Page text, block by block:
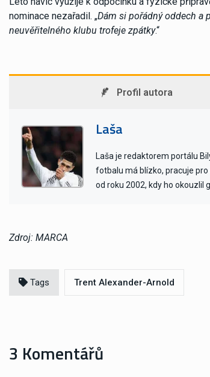
nominace nezařadil. „Dám si pořádný oddech a
neuvěřitelného klubu trofeje zpátky.“
Profil autora
Laša
Laša je redaktorem portálu
fotbalu má blízko, pracuje
od roku 2002, kdy ho okouzlil
Zdroj: MARCA
Tags Trent Alexander-Arnold
3 Komentářů